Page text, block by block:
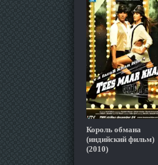
Король обмана
(индийский фильм)
(2010)